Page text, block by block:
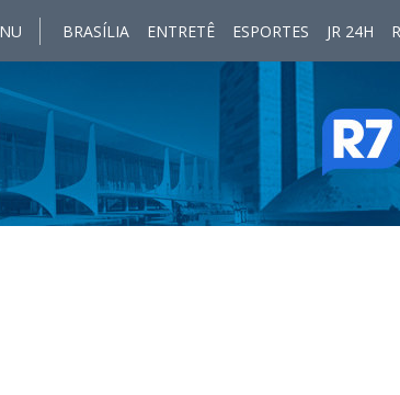
BRASÍLIA ENTRETÊ ESPORTES JR 24H